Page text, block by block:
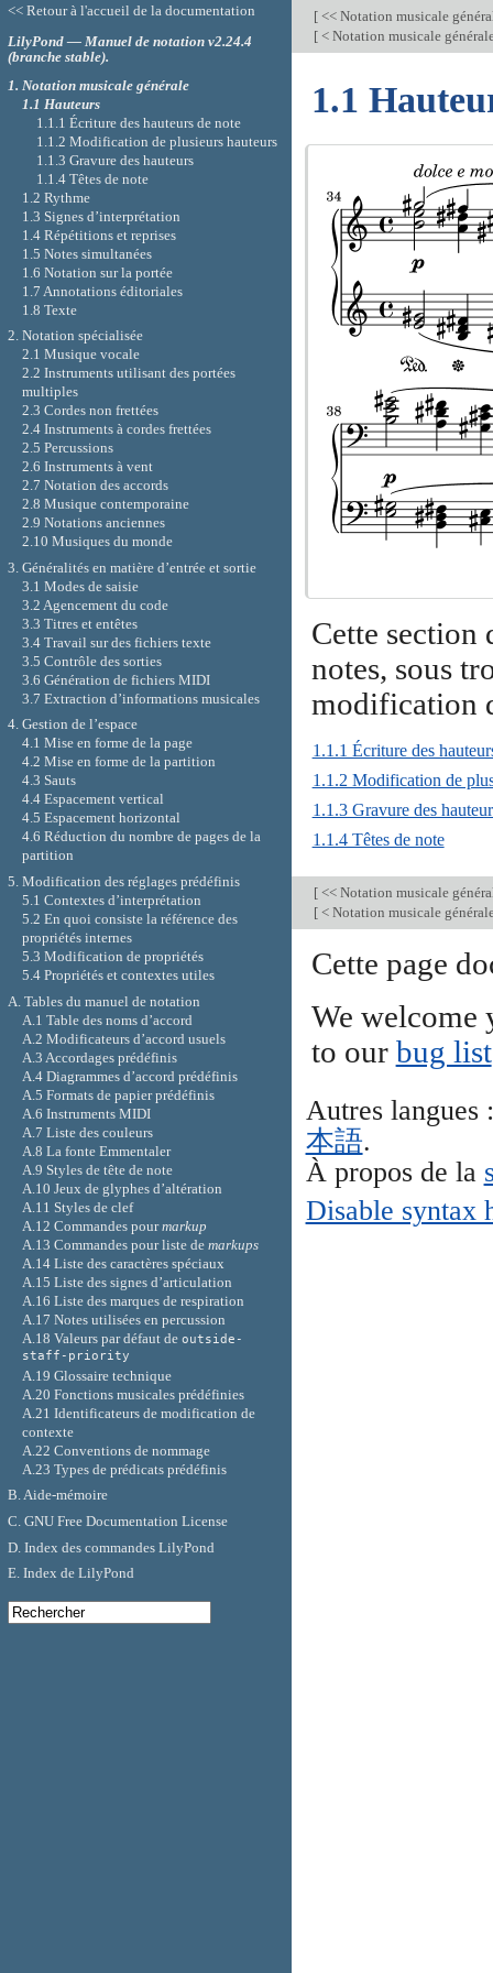
[<< Notation musicale
[< Notation musicale
1.1
Cette section
notes, sous
modification
1.1.1 Écriture des
1.1.2 Modification de
1.1.3 Gravure des
1.1.4 Têtes de note
[<< Notation musicale
[< Notation musicale
Cette page
We welcome
to our bug list
Autres langues
本語.
À propos de la
Disable syntax
<< Retour à l'accueil de la documentation
LilyPond — Manuel de notation v2.24.4
(branche stable).
1. Notation musicale générale
1.1 Hauteurs
1.1.1 Écriture des hauteurs de note
1.1.2 Modification de plusieurs hauteurs
1.1.3 Gravure des hauteurs
1.1.4 Têtes de note
1.2 Rythme
1.3 Signes d’interprétation
1.4 Répétitions et reprises
1.5 Notes simultanées
1.6 Notation sur la portée
1.7 Annotations éditoriales
1.8 Texte
2. Notation spécialisée
2.1 Musique vocale
2.2 Instruments utilisant des portées
multiples
2.3 Cordes non frettées
2.4 Instruments à cordes frettées
2.5 Percussions
2.6 Instruments à vent
2.7 Notation des accords
2.8 Musique contemporaine
2.9 Notations anciennes
2.10 Musiques du monde
3. Généralités en matière d’entrée et sortie
3.1 Modes de saisie
3.2 Agencement du code
3.3 Titres et entêtes
3.4 Travail sur des fichiers texte
3.5 Contrôle des sorties
3.6 Génération de fichiers MIDI
3.7 Extraction d’informations musicales
4. Gestion de l’espace
4.1 Mise en forme de la page
4.2 Mise en forme de la partition
4.3 Sauts
4.4 Espacement vertical
4.5 Espacement horizontal
4.6 Réduction du nombre de pages de la
partition
5. Modification des réglages prédéfinis
5.1 Contextes d’interprétation
5.2 En quoi consiste la référence des
propriétés internes
5.3 Modification de propriétés
5.4 Propriétés et contextes utiles
A. Tables du manuel de notation
A.1 Table des noms d’accord
A.2 Modificateurs d’accord usuels
A.3 Accordages prédéfinis
A.4 Diagrammes d’accord prédéfinis
A.5 Formats de papier prédéfinis
A.6 Instruments MIDI
A.7 Liste des couleurs
A.8 La fonte Emmentaler
A.9 Styles de tête de note
A.10 Jeux de glyphes d’altération
A.11 Styles de clef
A.12 Commandes pourmarkup
A.13 Commandes pour liste de markups
A.14 Liste des caractères spéciaux
A.15 Liste des signes d’articulation
A.16 Liste des marques de respiration
A.17 Notes utilisées en percussion
A.18 Valeurs par défaut de outside-
staff-priority
A.19 Glossaire technique
A.20 Fonctions musicales prédéfinies
A.21 Identificateurs de modification de
contexte
A.22 Conventions de nommage
A.23 Types de prédicats prédéfinis
B. Aide-mémoire
C. GNU Free Documentation License
D. Index des commandes LilyPond
E. Index de LilyPond